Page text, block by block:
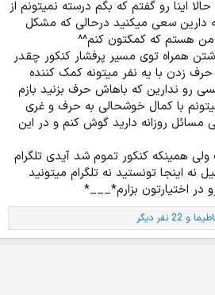
اینا رو گفتم که بگم درسته نمیتونم از
دارین سعی میکنید درحالی که مشکل
من هستم که کمکتون کنم^^
همراه توی مسیر پرفشار کنکور چقدر
زدن با یه نفر میتونه کمک کننده
رو ندارین که باهاش حرف بزنید بازم
با کمال خوشحالی به حرف و غری
روزانه دارید گوش کنم و در این
ولی همینکه کنکور تموم شد آیدی تلگرام
نه اینجا تونستید نه تلگرام میتونید
در اختیارتون بزارم*___*
و 22 نفر دیگر